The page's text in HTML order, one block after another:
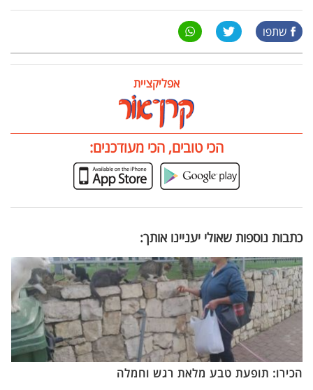
שתפו
אפליקציית
הכי טובים, הכי מעודכנים:
כתבות נוספות שאולי יעניינו אותך:
הכירו: תופעת טבע מלאת רגש וחמלה